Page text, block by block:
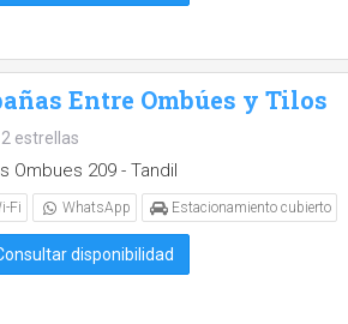
Entre Ombúes y Tilos
2 estrellas
Ombues 209 - Tandil
Fi WhatsApp Estacionamiento cubierto
disponibilidad